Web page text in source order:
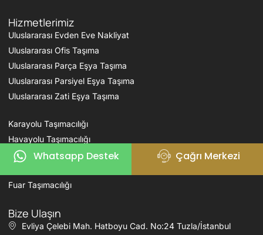
Hizmetlerimiz
Uluslararası Evden Eve Nakliyat
Uluslararası Ofis Taşıma
Uluslararası Parça Eşya Taşıma
Uluslararası Parsiyel Eşya Taşıma
Uluslararası Zati Eşya Taşıma
Karayolu Taşımacılığı
Havayolu Taşımacılığı
Denizyolu Taşımacılığı
Fuar Taşımacılığı
Bize Ulaşın
Evliya Çelebi Mah. Hatboyu Cad. No:24 Tuzla/İstanbul
Whatsapp Destek Çağrı Merkezi